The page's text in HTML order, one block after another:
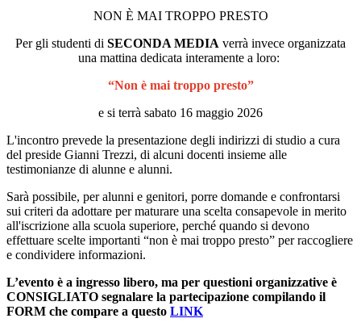
NON È MAI TROPPO PRESTO
Per gli studenti di SECONDA MEDIA verrà invece organizzata
una mattina dedicata interamente a loro:
“Non è mai troppo presto”
e si terrà sabato 16 maggio 2026
L'incontro prevede la presentazione degli indirizzi di studio a cura
del preside Gianni Trezzi, di alcuni docenti insieme alle
testimonianze di alunne e alunni.
Sarà possibile, per alunni e genitori, porre domande e confrontarsi
sui criteri da adottare per maturare una scelta consapevole in merito
all'iscrizione alla scuola superiore, perché quando si devono
effettuare scelte importanti “non è mai troppo presto” per raccogliere
e condividere informazioni.
L’evento è a ingresso libero, ma per questioni organizzative è
CONSIGLIATO segnalare la partecipazione compilando il
FORM che compare a questo LINK